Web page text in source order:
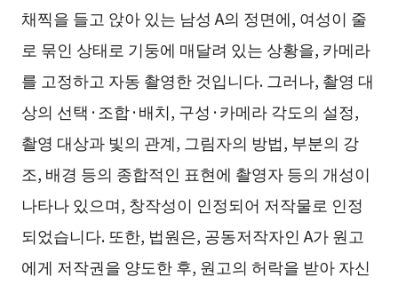
채찍을 들고 앉아 있는 남성 A의 정면에, 여성이 줄
로 묶인 상태로 기둥에 매달려 있는 상황을, 카메라
를 고정하고 자동 촬영한 것입니다. 그러나, 촬영 대
상의 선택·조합·배치, 구성·카메라 각도의 설정,
촬영 대상과 빛의 관계, 그림자의 방법, 부분의 강
조, 배경 등의 종합적인 표현에 촬영자 등의 개성이
나타나 있으며, 창작성이 인정되어 저작물로 인정
되었습니다. 또한, 법원은, 공동저작자인 A가 원고
에게 저작권을 양도한 후, 원고의 허락을 받아 자신